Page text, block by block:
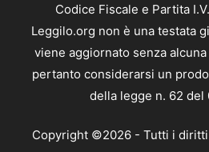
Codice Fiscale e Partita
Leggilo.org non è una testata
viene aggiornato senza
pertanto considerarsi un
della legge n. 62 del
Copyright ©2026 - Tutti i